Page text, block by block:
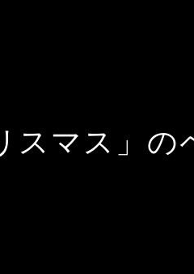
スマス」の